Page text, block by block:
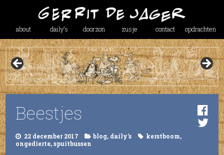
about daily’s doorzon zusje contact opdrachten
Beestjes
22 december 2017 blog, daily's kerstboom,
ongedierte,spuitbussen